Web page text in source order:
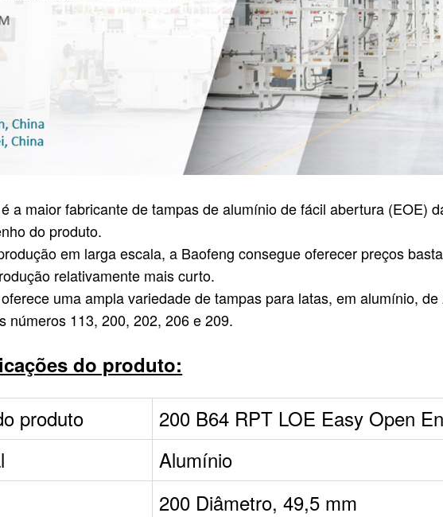
a maior fabricante de tampas de alumínio de fácil abertura (EOE)
do produto.
em larga escala, a Baofeng consegue oferecer preços
relativamente mais curto.
uma ampla variedade de tampas para latas, em alumínio,
números 113, 200, 202, 206 e 209.
do produto:
produto
200 B64 RPT LOE Easy Open
Alumínio
200 Diâmetro, 49,5 mm